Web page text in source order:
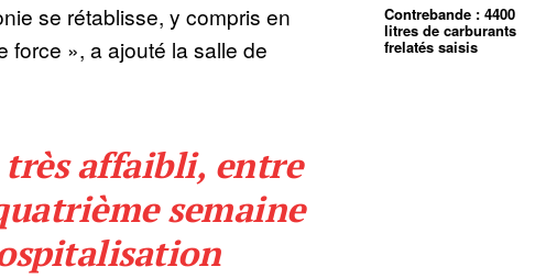
se rétablisse, y compris en
force », a ajouté la salle de
très affaibli, entre
semaine
Contrebande : 4400
litres de carburants
frelatés saisis